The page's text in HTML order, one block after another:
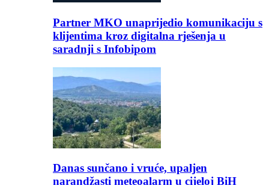
Partner MKO unaprijedio komunikaciju s
klijentima kroz digitalna rješenja u
saradnji s Infobipom
Danas sunčano i vruće, upaljen
narandžasti meteoalarm u cijeloj BiH